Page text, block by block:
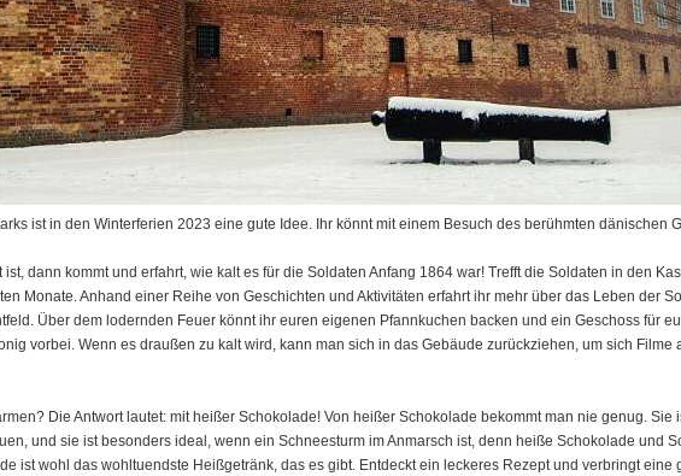
ist in den Winterferien 2023 eine gute Idee. Ihr könnt mit einem Besuch des berühmten dänischen
dann kommt und erfahrt, wie kalt es für die Soldaten Anfang 1864 war! Trefft die Soldaten in den
Monate. Anhand einer Reihe von Geschichten und Aktivitäten erfahrt ihr mehr über das Leben der
Über dem lodernden Feuer könnt ihr euren eigenen Pfannkuchen backen und ein Geschoss für
vorbei. Wenn es draußen zu kalt wird, kann man sich in das Gebäude zurückziehen, um sich
Die Antwort lautet: mit heißer Schokolade! Von heißer Schokolade bekommt man nie genug.
und sie ist besonders ideal, wenn ein Schneesturm im Anmarsch ist, denn heiße Schokolade und
ist wohl das wohltuendste Heißgetränk, das es gibt. Entdeckt ein leckeres Rezept und verbringt eine